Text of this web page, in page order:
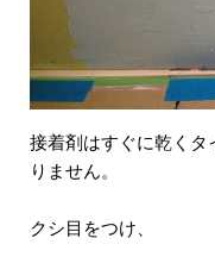
接着剤はすぐに乾く
りません。
クシ目をつけ、